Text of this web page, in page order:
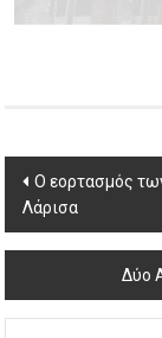
Post
navigation
Ο εορτασμός
Λάρισα
Δύο